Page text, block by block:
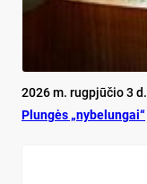
2026 m. rugpjūčio 3 d.
Plun­gės „ny­be­lun­gai“